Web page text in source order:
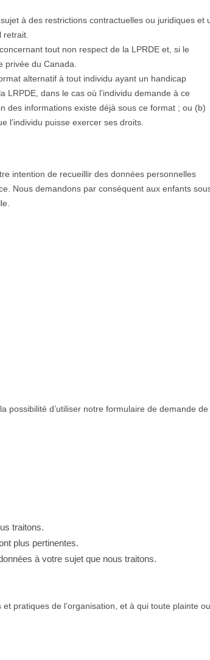
à des restrictions contractuelles ou juridiques et
retrait.
tout non respect de la LPRDE et, si le
privée du Canada.
alternatif à tout individu ayant un handicap
LRPDE, dans le cas où l’individu demande à ce
des informations existe déjà sous ce format ; ou (b)
l’individu puisse exercer ses droits.
intention de recueillir des données personnelles
Nous demandons par conséquent aux enfants
possibilité d’utiliser notre formulaire de demande de
traitons.
plus pertinentes.
à votre sujet que nous traitons.
pratiques de l’organisation, et à qui toute plainte ou